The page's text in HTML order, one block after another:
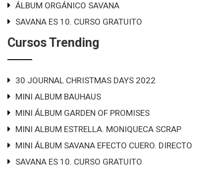
ÁLBUM ORGÁNICO SAVANA
SAVANA ES 10. CURSO GRATUITO
Cursos Trending
30 JOURNAL CHRISTMAS DAYS 2022
MINI ALBUM BAUHAUS
MINI ÁLBUM GARDEN OF PROMISES
MINI ALBUM ESTRELLA. MONIQUECA SCRAP
MINI ÁLBUM SAVANA EFECTO CUERO. DIRECTO
SAVANA ES 10. CURSO GRATUITO